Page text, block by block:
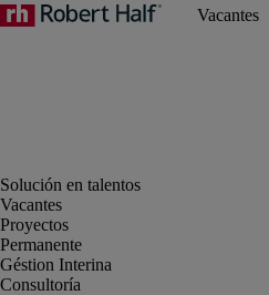
Vacantes
Proyectos
Permanente
Géstion Interina
Consultoría